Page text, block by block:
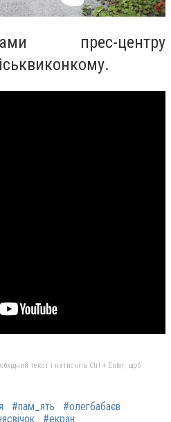
прес-центру
текст і натисніть Ctrl + Enter, щоб
#пам_ять
#олегбабаєв
#екран